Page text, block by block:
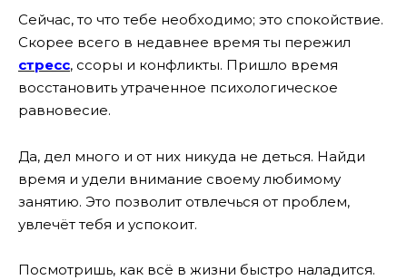
Сейчас, то что тебе необходимо; это спокойствие.
Скорее всего в недавнее время ты пережил
стресс, ссоры и конфликты. Пришло время
восстановить утраченное психологическое
равновесие.
Да, дел много и от них никуда не деться. Найди
время и удели внимание своему любимому
занятию. Это позволит отвлечься от проблем,
увлечёт тебя и успокоит.
Посмотришь, как всё в жизни быстро наладится.